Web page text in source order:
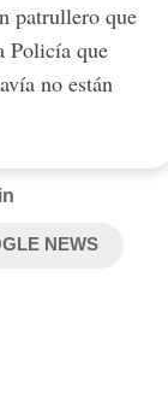
patrullero que
Policía que
no están
NEWS